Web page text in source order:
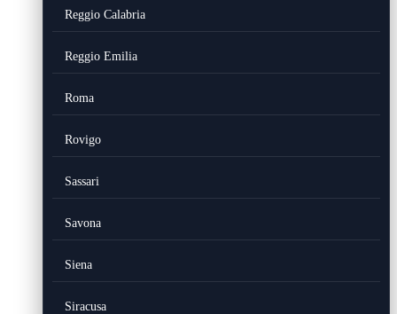
Reggio Calabria
Reggio Emilia
Roma
Rovigo
Sassari
Savona
Siena
Siracusa